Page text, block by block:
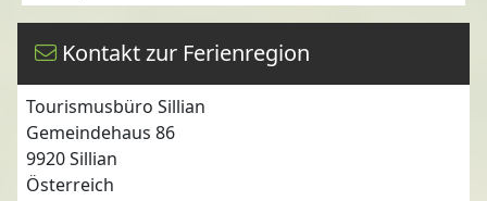
Kontakt zur Ferienregion
Tourismusbüro Sillian
Gemeindehaus 86
9920Sillian
Österreich